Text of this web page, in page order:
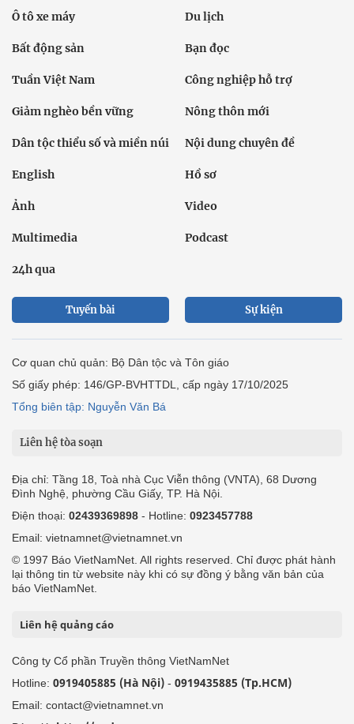
Ô tô xe máy Du lịch
Bất động sản Bạn đọc
Tuần Việt Nam Công nghiệp hỗ trợ
Giảm nghèo bền vững Nông thôn mới
Dân tộc thiểu số và miền núi Nội dung chuyên đề
English Hồ sơ
Ảnh Video
Multimedia Podcast
24h qua
Tuyến bài Sự kiện
Cơ quan chủ quản: Bộ Dân tộc và Tôn giáo
Số giấy phép: 146/GP-BVHTTDL, cấp ngày 17/10/2025
Tổng biên tập: Nguyễn Văn Bá
Liên hệ tòa soạn
Địa chỉ: Tầng 18, Toà nhà Cục Viễn thông (VNTA), 68 Dương
Đình Nghệ, phường Cầu Giấy, TP. Hà Nội.
Điện thoại: 02439369898 - Hotline: 0923457788
Email: vietnamnet@vietnamnet.vn
© 1997 Báo VietNamNet. All rights reserved. Chỉ được phát hành
lại thông tin từ website này khi có sự đồng ý bằng văn bản của
báo VietNamNet.
Liên hệ quảng cáo
Công ty Cổ phần Truyền thông VietNamNet
Hotline: 0919405885 (Hà Nội) - 0919435885 (Tp.HCM)
Email: contact@vietnamnet.vn